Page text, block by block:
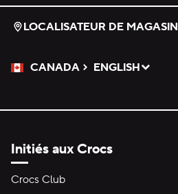
LOCALISATEUR DE MAGASIN
CANADA
Veuillez sélectionner une langue
ENGLISH
Sélectionné
Initiés aux Crocs
Crocs Club